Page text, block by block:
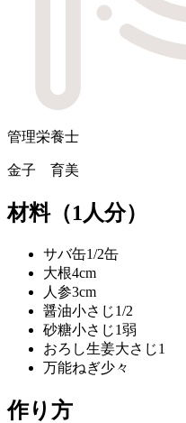
管理栄養士
金子 育美
材料（1人分）
サバ缶1/2缶
大根4cm
人参3cm
醤油小さじ1/2
砂糖小さじ1弱
おろし生姜大さじ1
万能ねぎ少々
作り方